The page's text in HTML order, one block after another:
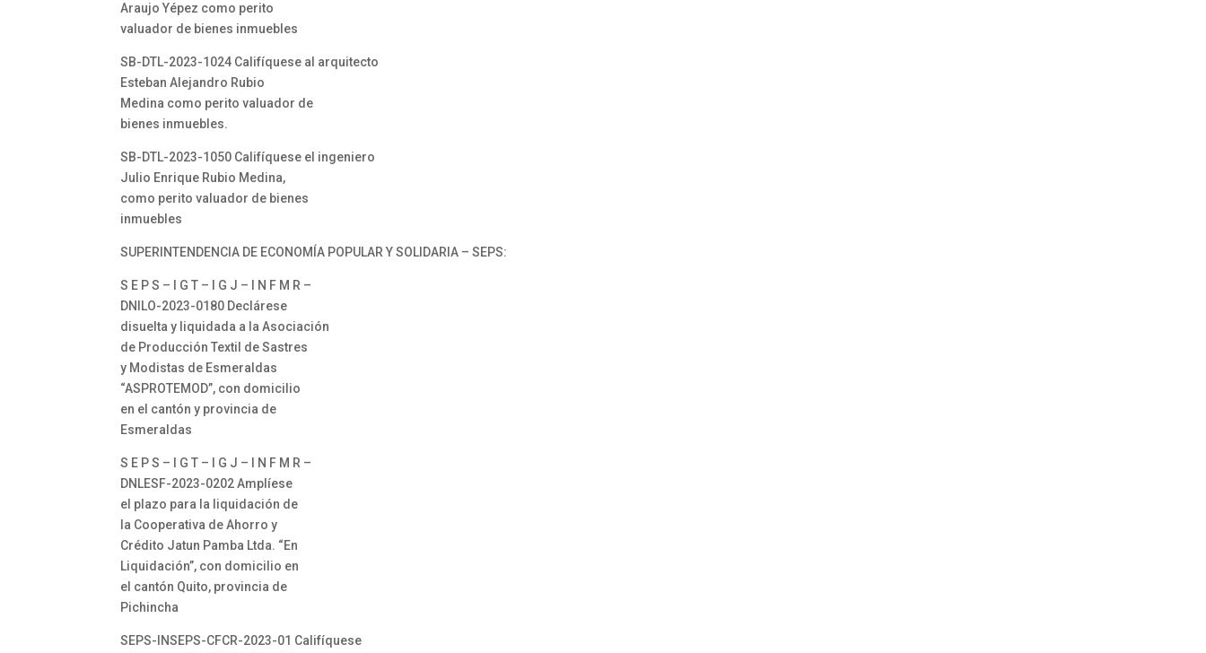
Araujo Yépez como perito
valuador de bienes inmuebles
SB-DTL-2023-1024 Califíquese al arquitecto
Esteban Alejandro Rubio
Medina como perito valuador de
bienes inmuebles.
SB-DTL-2023-1050 Califíquese el ingeniero
Julio Enrique Rubio Medina,
como perito valuador de bienes
inmuebles
SUPERINTENDENCIA DE ECONOMÍA POPULAR Y SOLIDARIA – SEPS:
S E P S – I G T – I G J – I N F M R –
DNILO-2023-0180 Declárese
disuelta y liquidada a la Asociación
de Producción Textil de Sastres
y Modistas de Esmeraldas
“ASPROTEMOD”, con domicilio
en el cantón y provincia de
Esmeraldas
S E P S – I G T – I G J – I N F M R –
DNLESF-2023-0202 Amplíese
el plazo para la liquidación de
la Cooperativa de Ahorro y
Crédito Jatun Pamba Ltda. “En
Liquidación”, con domicilio en
el cantón Quito, provincia de
Pichincha
SEPS-INSEPS-CFCR-2023-01 Califíquese